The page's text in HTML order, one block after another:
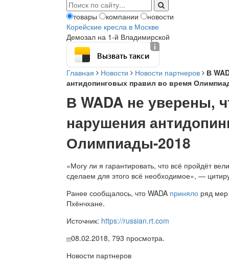
товары компании
новости
Корейские кресла в Москве
Демозал на 1-й Владимирской
Вызвать такси
Главная Новости Новости партнеров
В
антидопинговых правил во время
В WADA не уверены,
нарушения
Олимпиады-2018
«Могу ли я гарантировать, что всё пройдёт
сделаем для этого всё необходимое», —
Ранее сообщалось, что WADA приняло ряд мер
Пхёнчхане.
Источник: https://russian.rt.com
08.02.2018, 793 просмотра.
Новости партнеров